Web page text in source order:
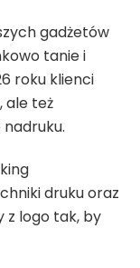
gadżetów
tanie i
roku klienci
ale też
druku oraz
z logo tak, by